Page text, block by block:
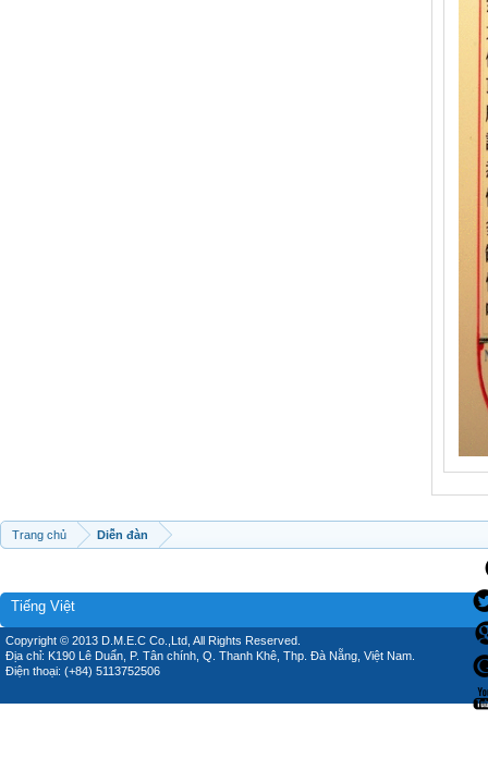
Trang chủ Diễn đàn
Tiếng Việt
Copyright © 2013 D.M.E.C Co.,Ltd, All Rights Reserved.
Địa chỉ: K190 Lê Duẩn, P. Tân chính, Q. Thanh Khê, Thp. Đà Nẵng, Việt Nam.
Điện thoại: (+84) 5113752506